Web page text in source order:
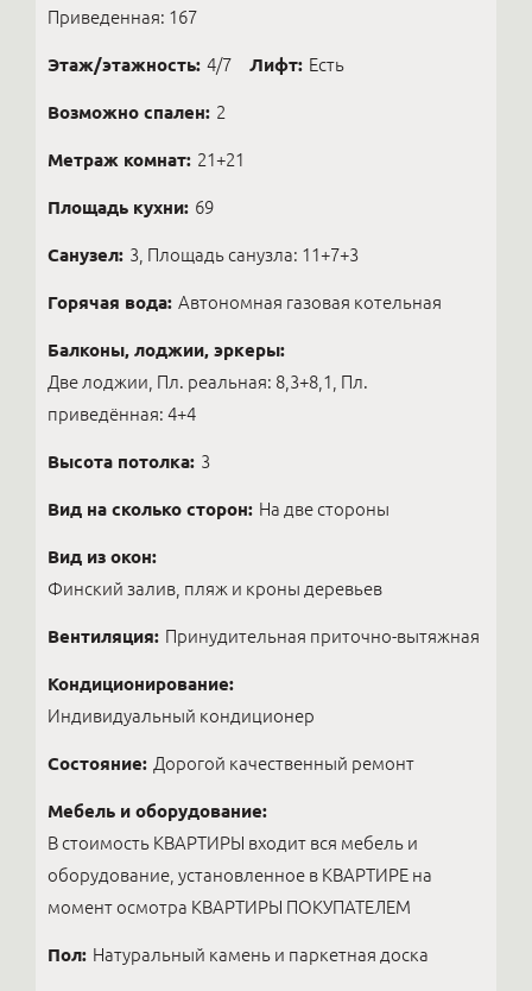
Приведенная: 167
Этаж/этажность: 4/7 Лифт: Есть
Возможно спален: 2
Метраж комнат: 21+21
Площадь кухни: 69
Санузел: 3, Площадь санузла: 11+7+3
Горячая вода: Автономная газовая котельная
Балконы, лоджии, эркеры:
Две лоджии, Пл. реальная: 8,3+8,1, Пл.
приведённая: 4+4
Высота потолка: 3
Вид на сколько сторон: На две стороны
Вид из окон:
Финский залив, пляж и кроны деревьев
Вентиляция: Принудительная приточно-вытяжная
Кондиционирование:
Индивидуальный кондиционер
Состояние: Дорогой качественный ремонт
Мебель и оборудование:
В стоимость КВАРТИРЫ входит вся мебель и
оборудование, установленное в КВАРТИРЕ на
момент осмотра КВАРТИРЫ ПОКУПАТЕЛЕМ
Пол: Натуральный камень и паркетная доска